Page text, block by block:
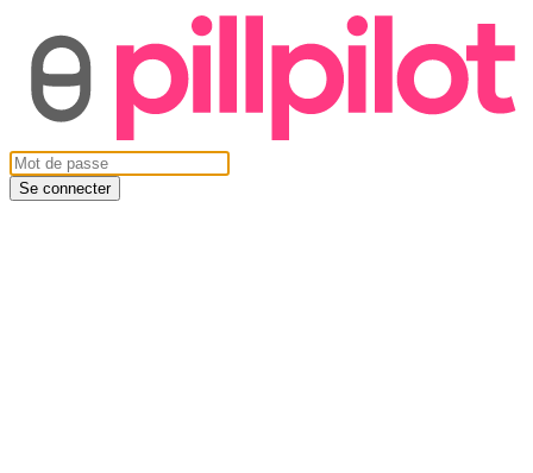
Se connecter